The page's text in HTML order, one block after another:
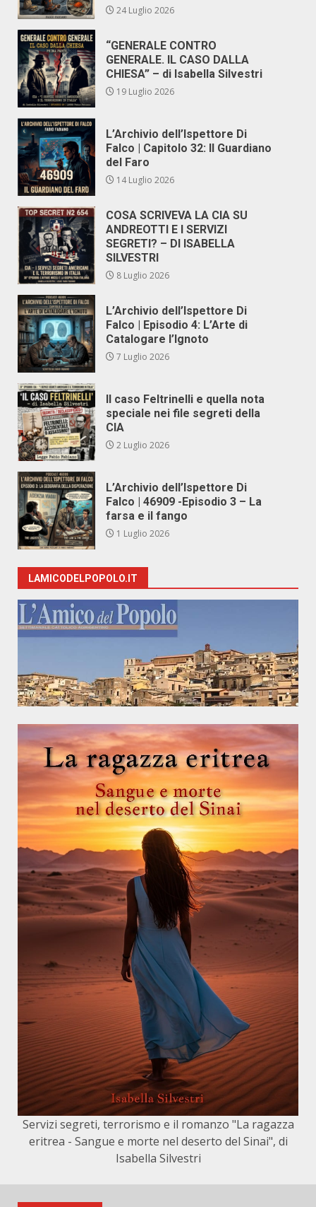
24 Luglio 2026
“GENERALE CONTRO
GENERALE. IL CASO DALLA
CHIESA” – di Isabella Silvestri
19 Luglio 2026
L’Archivio dell’Ispettore Di
Falco | Capitolo 32: Il Guardiano
del Faro
14 Luglio 2026
COSA SCRIVEVA LA CIA SU
ANDREOTTI E I SERVIZI
SEGRETI? – DI ISABELLA
SILVESTRI
8 Luglio 2026
L’Archivio dell’Ispettore Di
Falco | Episodio 4: L’Arte di
Catalogare l’Ignoto
7 Luglio 2026
Il caso Feltrinelli e quella nota
speciale nei file segreti della
CIA
2 Luglio 2026
L’Archivio dell’Ispettore Di
Falco | 46909 -Episodio 3 – La
farsa e il fango
1 Luglio 2026
LAMICODELPOPOLO.IT
Servizi segreti, terrorismo e il romanzo "La ragazza
eritrea - Sangue e morte nel deserto del Sinai", di
Isabella Silvestri